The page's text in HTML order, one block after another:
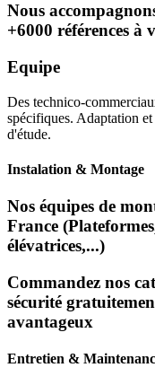
Nous
+6000 références à
Equipe
Des technico-
spécifiques. Adaptation
d'étude.
Instalation & Montage
Nos équipes de
France
élévatrices,...)
Commandez nos
sécurité
avantageux
Entretien &